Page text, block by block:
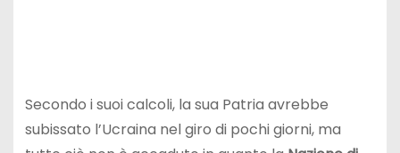
Secondo i suoi calcoli, la sua Patria avrebbe
subissato l’Ucraina nel giro di pochi giorni, ma